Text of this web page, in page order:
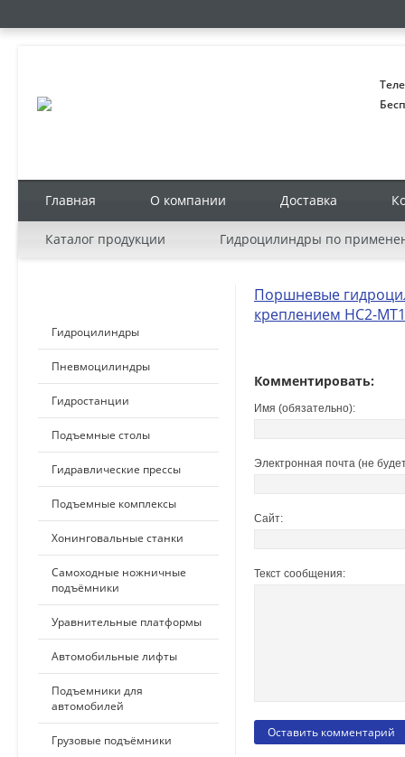
Главная О компании Доставка
Каталог продукции Гидроцилиндры по
Поршневые
креплением HC2-MT1
Комментировать:
Имя (обязательно):
Электронная почта (не
Сайт:
Текст сообщения:
Гидроцилиндры
Пневмоцилиндры
Гидростанции
Подъемные столы
Гидравлические прессы
Подъемные комплексы
Хонинговальные станки
Самоходные ножничные
подъёмники
Уравнительные платформы
Автомобильные лифты
Подъемники для
автомобилей
Грузовые подъёмники